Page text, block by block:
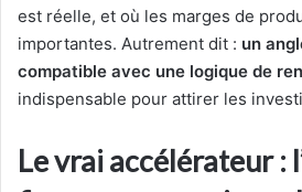
est réelle, et où les marges de
importantes. Autrement dit : un
compatible avec une logique de
indispensable pour attirer les
Le vrai accélérateur :